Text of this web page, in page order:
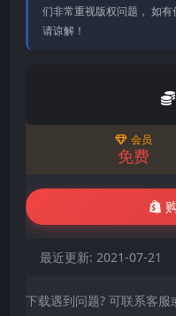
们⾮常重视版权问题， 如
请谅解！
会员
免费
最近更新: 2021-07-21
下载遇到问题? 可联系客